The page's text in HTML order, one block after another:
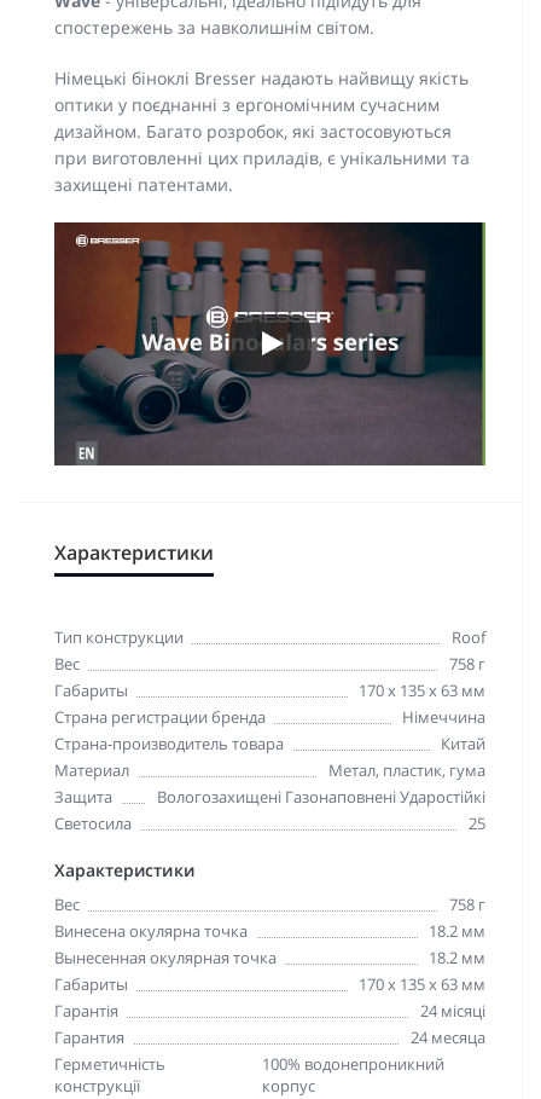
спостережень за навколишнім світом.
Німецькі біноклі Bresser надають найвищу якість
оптики у поєднанні з ергономічним сучасним
дизайном. Багато розробок, які застосовуються
при виготовленні цих приладів, є унікальними та
захищені патентами.
Характеристики
Тип конструкции
Roof
Вес
758 г
Габариты
170 х 135 х 63 мм
Страна регистрации бренда
Німеччина
Страна-производитель товара
Китай
Материал
Метал, пластик, гума
Защита
Вологозахищені Газонаповнені Ударостійкі
Светосила
25
Характеристики
Вес
758 г
Винесена окулярна точка
18.2 мм
Вынесенная окулярная точка
18.2 мм
Габариты
170 х 135 х 63 мм
Гарантія
24 місяці
Гарантия
24 месяца
Герметичність
конструкції
100% водонепроникний
корпус